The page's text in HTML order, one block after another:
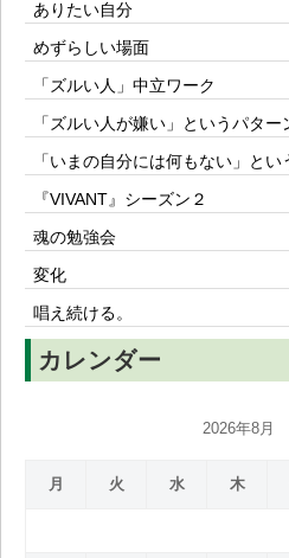
ありたい自分
めずらしい場面
「ズルい人」中立ワーク
「ズルい人が嫌い」というパター
「いまの自分には何もない」とい
『VIVANT』シーズン２
魂の勉強会
変化
唱え続ける。
カレンダー
2026年8月
月 火 水 木